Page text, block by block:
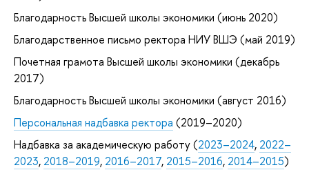
Благодарность Высшей школы экономики (июнь 2020)
Благодарственное письмо ректора НИУ ВШЭ (май 2019)
Почетная грамота Высшей школы экономики (декабрь
2017)
Благодарность Высшей школы экономики (август 2016)
Персональная надбавка ректора (2019–2020)
Надбавка за академическую работу (2023–2024, 2022–
2023, 2018–2019, 2016–2017, 2015–2016, 2014–2015)